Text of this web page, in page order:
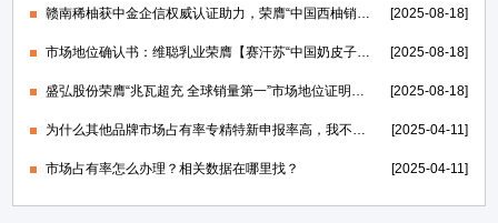
赣南稀柚获中金企信权威认证助力，荣膺“中国西柚销量第一”证明 [2025-08-18]
市场地位确认书：维聪乳业荣膺【赛汗苏“中国奶皮子老酸奶开创者”】 [2025-08-18]
盛弘股份荣膺“兆瓦超充 全球销量第一”市场地位证明，打造世界一流的电力能源科技创新IP [2025-08-18]
为什么其他品牌市场占有率专精特新申报率高，我不行？ [2025-04-11]
市场占有率怎么办理？相关数据在哪里找？ [2025-04-11]